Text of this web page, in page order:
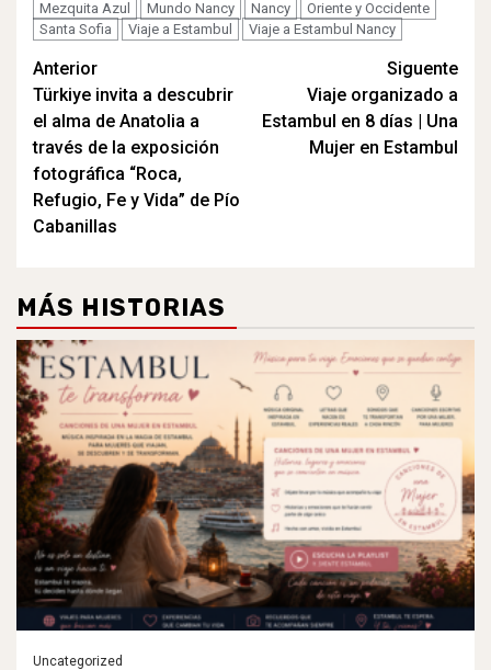
Mezquita Azul
Mundo Nancy Nancy
Oriente y Occidente
Santa Sofia
Viaje a Estambul Viaje a Estambul Nancy
Navegación
de
entradas
Anterior
Türkiye invita a descubrir
el alma de Anatolia a
través de la exposición
fotográfica “Roca,
Refugio, Fe y Vida” de Pío
Cabanillas
Siguente
Viaje organizado a
Estambul en 8 días | Una
Mujer en Estambul
MÁS HISTORIAS
Uncategorized